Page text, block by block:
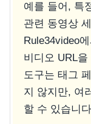
예를 들어, 특
관련 동영상
Rule34video
비디오 URL
도구는 태그
지 않지만, 여
할 수 있습니